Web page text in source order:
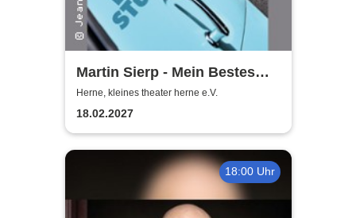
Martin Sierp - Mein Bestes
Stück
Herne, kleines theater herne e.V.
18.02.2027
18:00 Uhr